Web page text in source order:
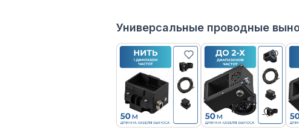
Универсальные проводные